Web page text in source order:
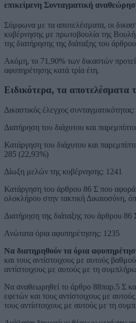
επικείμενη Συνταγματική
Σύμφωνα με τα αποτελέσματα, οι
κυβέρνησης με πρωτοβουλία της
της διατήρησης της διάταξης του
Ακόμη, το 71,90% των δικαστών
αφυπηρέτησης κατά τρία έτη.
Ειδικότερα, τα αποτελέσματα
Δικαστικός έλεγχος
Διατήρηση του διάχυτου και
Κατάργηση του διάχυτου και
285 (22,93%)
Δίωξη μελών της κυβέρνησης: 1241
Κατάργηση του άρθρου 86 Σ που αφορά
ολοκλήρου στην τακτική Δικαιοσύνη,
Διατήρηση της διάταξης του άρθρου
Ανώτατα όρια αφυπηρέτησης: 1235
Να διατηρηθούν τα όρια
και τους αντίστοιχους με αυτούς
αντίστοιχους με αυτούς με τη
Να αναθεωρηθεί το άρθρο 88παρ.5 Σ
εφετών και τους αντίστοιχους με
τους αντίστοιχους με αυτούς με τη